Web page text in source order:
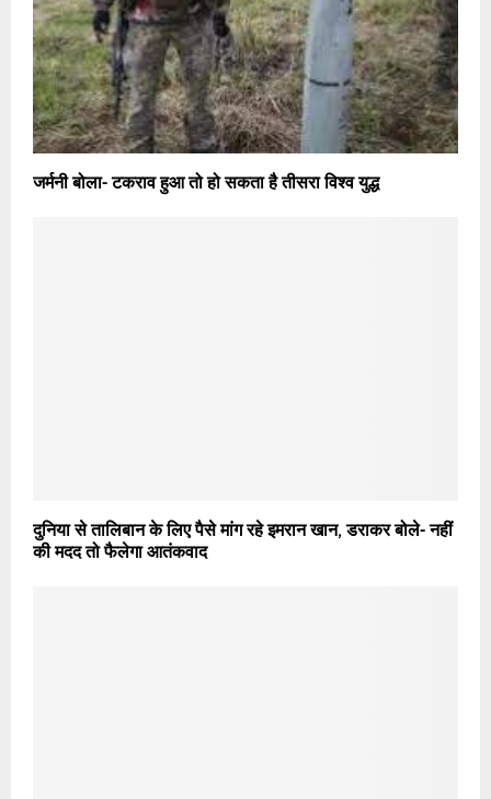
जर्मनी बोला- टकराव हुआ तो हो सकता है तीसरा विश्व युद्ध
दुनिया से तालिबान के लिए पैसे मांग रहे इमरान खान, डराकर बोले- नहीं
की मदद तो फैलेगा आतंकवाद